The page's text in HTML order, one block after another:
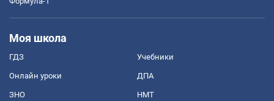
Моя школа
ГДЗ Учебники
Онлайн уроки ДПА
ЗНО НМТ